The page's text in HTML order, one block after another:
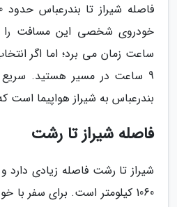
9 ساعت در مسیر هستید. سریع
بندرعباس به شیراز هواپیما است که 1 ساعت زمان می
فاصله شیراز تا رشت
شیراز تا رشت فاصله زیادی